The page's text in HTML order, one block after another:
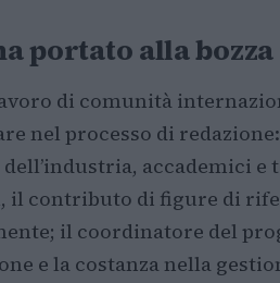
portato alla bozza
di comunità
nel processo di
accademici
il contributo di figure di
il coordinatore del
e la costanza nella